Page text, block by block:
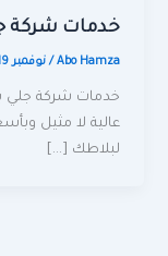
خدمات شركة
Abo Hamza
/نوفمبر 19, 2024
خدمات شركة جلي
عالية لا مثيل
لبلاطك […]